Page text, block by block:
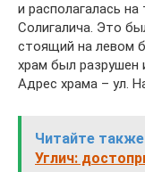
и располагалась
Солигалича. Это
стоящий на левом
храм был разрушен
Адрес храма – ул.
Читайте
Углич: